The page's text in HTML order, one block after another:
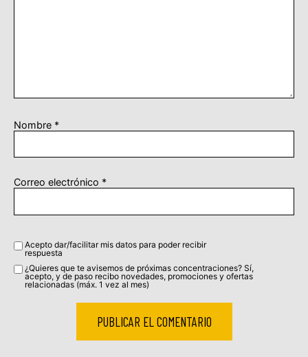
Nombre *
Correo electrónico *
Acepto dar/facilitar mis datos para poder recibir
respuesta
¿Quieres que te avisemos de próximas concentraciones? Sí,
acepto, y de paso recibo novedades, promociones y ofertas
relacionadas (máx. 1 vez al mes)